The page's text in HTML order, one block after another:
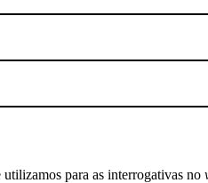
para as interrogativas no